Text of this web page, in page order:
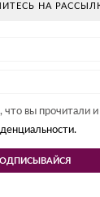
НА
что вы прочитали